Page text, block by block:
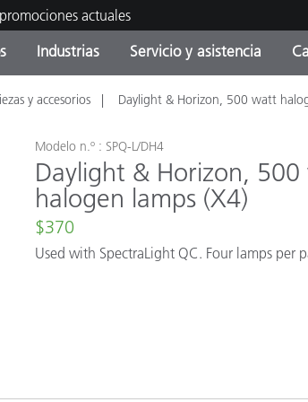
actuales
de Producto
Productos
Industrias
y Recubrimientos
OEM
Productos
Servicio y asistencia
y mantenimiento Contacte
Experience Center
Consultas y
Otros
y accesorios Daylight & Horizon, 500 watt
Modelo n.º : SPQ-L/DH4
Daylight & Horizon,
halogen lamps (X4)
$370
Used with SpectraLight QC. Four lamps per